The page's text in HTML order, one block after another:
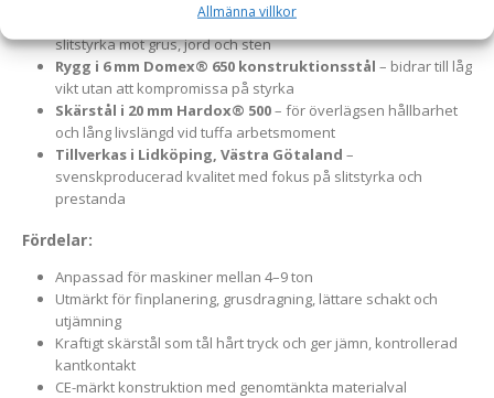
Allmänna villkor
Botten och gavlar i 12 mm Hardox® 400
slitstyrka mot grus, jord och sten
Rygg i 6 mm Domex® 650 konstruktionsstål – bidrar till låg
vikt utan att kompromissa på styrka
Skärstål i 20 mm Hardox® 500– för överlägsen hållbarhet
och lång livslängd vid tuffa arbetsmoment
Tillverkas i Lidköping, Västra Götaland –
svenskproducerad kvalitet med fokus på slitstyrka och
prestanda
Fördelar:
Anpassad för maskiner mellan 4–9 ton
Utmärkt för finplanering, grusdragning, lättare schakt och
utjämning
Kraftigt skärstål som tål hårt tryck och ger jämn, kontrollerad
kantkontakt
CE-märkt konstruktion med genomtänkta materialval